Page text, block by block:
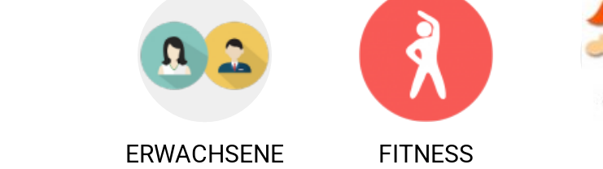
ERWACHSENE FITNESS